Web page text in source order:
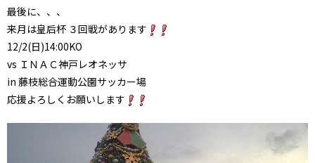
最後に、、、
来月は皇后杯 ３回戦があります
12/2(日)14:00KO
vs ＩＮＡＣ神戸レオネッサ
in 藤枝総合運動公園サッカー場
応援よろしくお願いします